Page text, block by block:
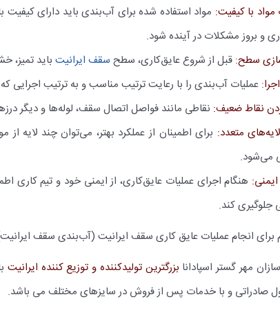
مواد با کیفیت: مواد استفاده شده برای آب‌بندی باید دارای
و بروز مشکلات در آینده شود.
سطح: قبل از شروع عایق‌کاری، سطح سقف ایرانیت باید تمیز،
: عملیات آب‌بندی را با رعایت ترتیب مناسب و به ترتیب
نقاط ضعیف: نقاطی مانند فواصل اتصال سقف، لوله‌ها و دیگر
متعدد: برای اطمینان از عملکرد بهتر، می‌توان چند لایه
می‌شود.
هنگام اجرای عملیات عایق‌کاری، از ایمنی خود و تیم
جلوگیری کند.
انجام عملیات عایق کاری سقف ایرانیت (آب‌بندی سقف
مهر گستر اسپادانا بزرگترین تولیدکننده و توزیع کننده ایرانیت
صادراتی و با خدمات پس از فروش در سایزهای مختلف می باشد.